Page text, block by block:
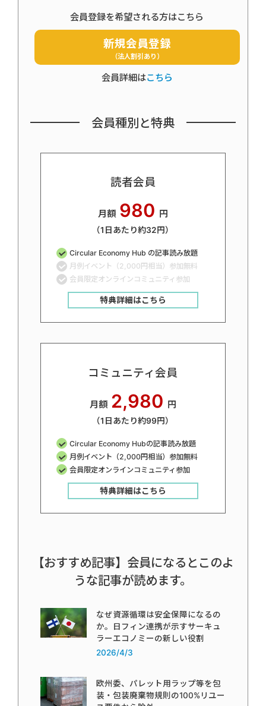
会員登録を希望される方はこちら
新規会員登録
（法人割引あり）
会員詳細はこちら
会員種別と特典
読者会員
月額 980 円
（1日あたり約32円）
Circular Economy Hub の記事読み放題
月例イベント（2,000円相当）参加無料
会員限定オンラインコミュニティ参加
特典詳細はこちら
コミュニティ会員
月額 2,980 円
（1日あたり約99円）
Circular Economy Hubの記事読み放題
月例イベント（2,000円相当）参加無料
会員限定オンラインコミュニティ参加
特典詳細はこちら
【おすすめ記事】会員になるとこのよ
うな記事が読めます。
なぜ資源循環は安全保障になるの
か。日フィン連携が示すサーキュ
ラーエコノミーの新しい役割
2026/4/3
欧州委、パレット用ラップ等を包
装・包装廃棄物規則の100%リユー